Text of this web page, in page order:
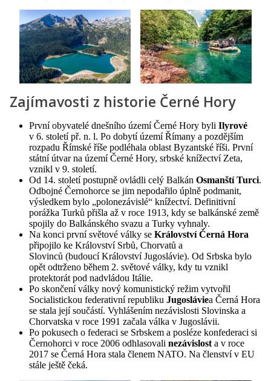
Zajímavosti z historie Černé Hory
První obyvatelé dnešního území Černé Hory byli Ilyrové
v 6. století př. n. l. Po dobytí území Římany a pozdějším
rozpadu Římské říše podléhala oblast Byzantské říši. První
státní útvar na území Černé Hory, srbské knížectví Zeta,
vznikl v 9. století.
Od 14. století postupně ovládli celý Balkán Osmanští Turci.
Odbojné Černohorce se jim nepodařilo úplně podmanit,
výsledkem bylo „polonezávislé“ knížectví. Definitivní
porážka Turků přišla až v roce 1913, kdy se balkánské země
spojily do Balkánského svazu a Turky vyhnaly.
Na konci první světové války se Království Černá Hora
připojilo ke Království Srbů, Chorvatů a
Slovinců (budoucí Království Jugoslávie). Od Srbska bylo
opět odtrženo během 2. světové války, kdy tu vznikl
protektorát pod nadvládou Itálie.
Po skončení války nový komunistický režim vytvořil
Socialistickou federativní republiku Jugosláviea Černá Hora
se stala její součástí. Vyhlášením nezávislosti Slovinska a
Chorvatska v roce 1991 začala válka v Jugoslávii.
Po pokusech o federaci se Srbskem a posléze konfederaci si
Černohorci v roce 2006 odhlasovali nezávislost a v roce
2017 se Černá Hora stala členem NATO. Na členství v EU
stále ještě čeká.